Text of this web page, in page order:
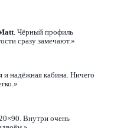
. Чёрный профиль
сразу замечают.»
и надёжная кабина. Ничего
Внутри очень